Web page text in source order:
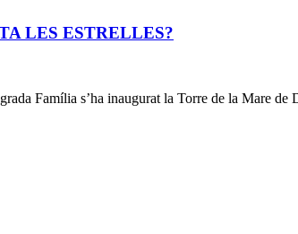
LES ESTRELLES?
Família s’ha inaugurat la Torre de la Mare